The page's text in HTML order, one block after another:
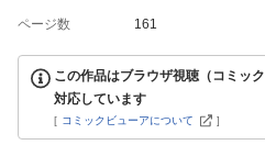
ページ数 161
この作品はブラウザ視聴（コミッ
対応しています
[ コミックビューアについて ]